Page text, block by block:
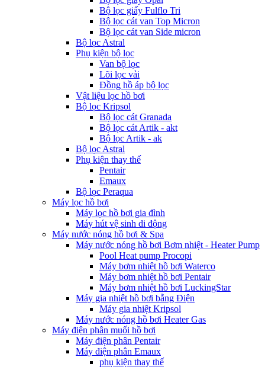
Bộ lọc giấy Fulflo Tri
Bộ lọc cát van Top Micron
Bộ lọc cát van Side micron
Bộ lọc Astral
Phụ kiện bộ lọc
Van bộ lọc
Lõi lọc vải
Đồng hồ áp bộ lọc
Vật liệu lọc hồ bơi
Bộ lọc Kripsol
Bộ lọc cát Granada
Bộ lọc cát Artik - akt
Bộ lọc Artik - ak
Bộ lọc Astral
Phụ kiện thay thế
Pentair
Emaux
Bộ lọc Peraqua
Máy lọc hồ bơi
Máy lọc hồ bơi gia đình
Máy hút vệ sinh di động
Máy nước nóng hồ bơi & Spa
Máy nước nóng hồ bơi Bơm nhiệt - Heater Pump
Pool Heat pump Procopi
Máy bơm nhiệt hồ bơi Waterco
Máy bơm nhiệt hồ bơi Pentair
Máy bơm nhiệt hồ bơi LuckingStar
Máy gia nhiệt hồ bơi bằng Điện
Máy gia nhiệt Kripsol
Máy nước nóng hồ bơi Heater Gas
Máy điện phân muối hồ bơi
Máy điện phân Pentair
Máy điện phân Emaux
phụ kiện thay thế